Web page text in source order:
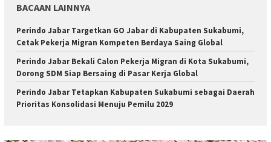
BACAAN LAINNYA
Perindo Jabar Targetkan GO Jabar di Kabupaten Sukabumi,
Cetak Pekerja Migran Kompeten Berdaya Saing Global
Perindo Jabar Bekali Calon Pekerja Migran di Kota Sukabumi,
Dorong SDM Siap Bersaing di Pasar Kerja Global
Perindo Jabar Tetapkan Kabupaten Sukabumi sebagai Daerah
Prioritas Konsolidasi Menuju Pemilu 2029